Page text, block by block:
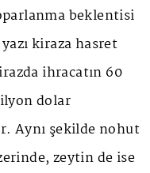
beklentisi
kiraza hasret
ihracatın 60
dolar
Aynı şekilde nohut
zeytin de ise